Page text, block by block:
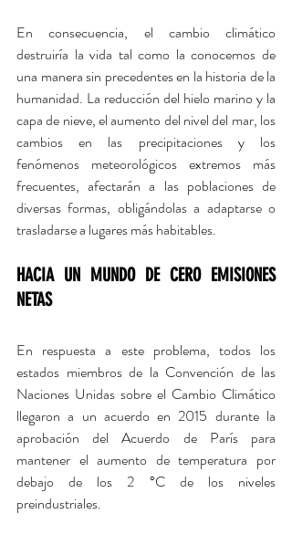
En consecuencia, el cambio climático
destruiría la vida tal como la conocemos de
una manera sin precedentes en la historia de la
humanidad. La reducción del hielo marino y la
capa de nieve, el aumento del nivel del mar, los
cambios en las precipitaciones y los
fenómenos meteorológicos extremos más
frecuentes, afectarán a las poblaciones de
diversas formas, obligándolas a adaptarse o
trasladarse a lugares más habitables.
HACIA UN MUNDO DE CERO EMISIONES
NETAS
En respuesta a este problema, todos los
estados miembros de la Convención de las
Naciones Unidas sobre el Cambio Climático
llegaron a un acuerdo en 2015 durante la
aprobación del Acuerdo de París para
mantener el aumento de temperatura por
debajo de los 2 °C de los niveles
preindustriales.